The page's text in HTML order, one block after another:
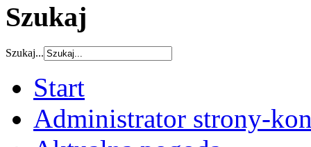
Szukaj
Szukaj...
Start
Administrator strony-